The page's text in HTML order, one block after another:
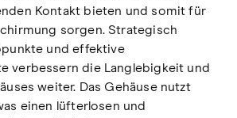
Kontakt bieten und somit für
sorgen. Strategisch
und effektive
verbessern die Langlebigkeit und
weiter. Das Gehäuse nutzt
einen lüfterlosen und